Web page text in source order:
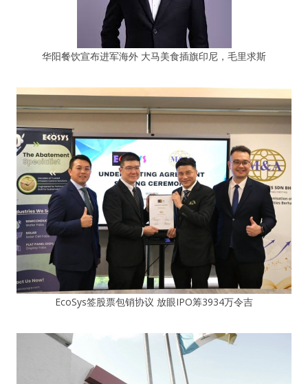
华阳餐饮宣布进军海外 大马美食插旗印尼，毛里求斯
EcoSys签股票包销协议 放眼IPO筹3934万令吉